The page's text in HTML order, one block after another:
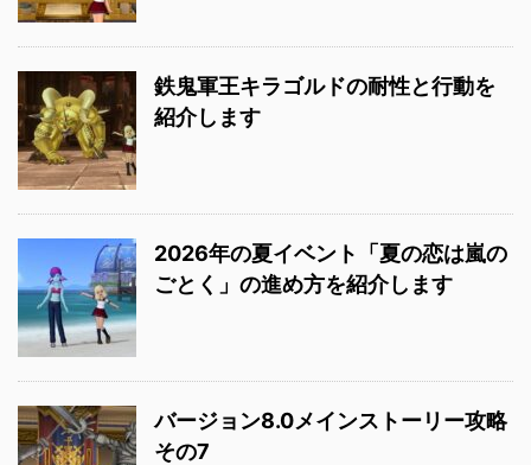
鉄鬼軍王キラゴルドの耐性と行動を
紹介します
2026年の夏イベント「夏の恋は嵐の
ごとく」の進め方を紹介します
バージョン8.0メインストーリー攻略
その7